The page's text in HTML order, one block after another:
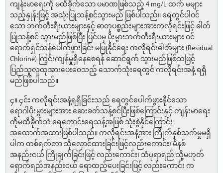
ကျန်းမာရေးကို မထိခိုက်သော ပမာဏဖြစ်သည့် 4 mg/L ထက် မများ
သည့်နှုန်းဖြင့် အသုံးပြုသန့်စင်သွားမည် ဖြစ်ပါသည်။ ရေတွင်ပါဝင်
သော ဘက်တီးရီးယားများနှင့် ဓာတုပစ္စည်းများအားကလိုရင်းဖြင့် ဓါတ်
ပြုသန့်စင် သွားမည်ဖြစ်ပြီး ပြင်ပမှ ပိုးမွှားဘက်တီးရီးယားများ ဝင်
ရောက်ရှင်သန်ပေါက်ဖွားခြင်း မပြုနိုင်ရေး ကလိုရင်းဓါတ်များ (Residual
Chlorine) ကြွင်းကျန်မှုရှိနေစေရန် ဆောင်ရွက် သွားမည်ဖြစ်သဖြင့်
ပြည်သူလူထုအားပေးဝေသည့် သောက်သုံးရေတွင် ကလိုရင်းအနံ့ ရရှိ
မည်ဖြစ်ပါသည်။
၄။ ၄င်း ကလိုရင်းအနံ့ရရှိခြင်းသည် ရေတွင်ပေါက်ဖွားနိုင်သော
ရောဂါပိုးမွှားများအား ဆေးခတ်သန့်စင်ပြီးဖြစ်ကြောင်းနှင့် ကျန်းမာရေး
ကိုမထိခိုက်ဘဲ ရေကောင်းရေသန့်အဖြစ် သုံးစွဲနိုင်ကြောင်း
အထောက်အထားဖြစ်ပါသည်။ ကလိုရင်းအနံ့အား ကြိုက်နှစ်သက်မှုမရှိ
ပါက တစ်ရက်တာ သိုလှောင်ထားခြင်းဖြင့်လည်းကောင်း၊ မိနစ်
အနည်းငယ် ကြိုချက်ခြင်းဖြင့် လည်းကောင်း၊ သံပုရာရည် သို့မဟုတ်
ရှောက်ရည်အနည်းငယ် ရောထည့်ပေးခြင်းဖြင့် လည်းကောင်း က